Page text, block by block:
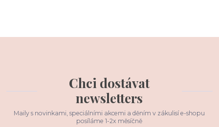
Chci dostávat
newsletters
Maily s novinkami, speciálními akcemi a děním v zákulisí e-shopu
posíláme 1-2x měsíčně